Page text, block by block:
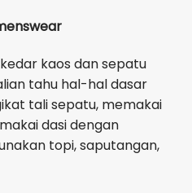
kaos dan sepatu
tahu hal-hal dasar
tali sepatu, memakai
dasi dengan
topi, saputangan,